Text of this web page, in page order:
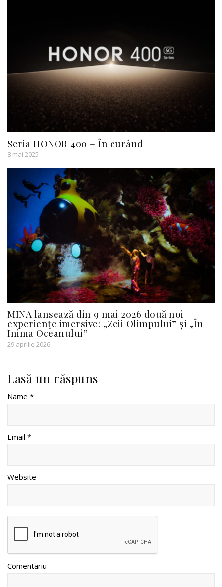
Seria HONOR 400 – În curând
8 mai 2025
MINA lansează din 9 mai 2026 două noi
experiențe imersive: „Zeii Olimpului” și „În
Inima Oceanului”
29 aprilie 2026
Lasă un răspuns
Name *
Email *
Website
Comentariu